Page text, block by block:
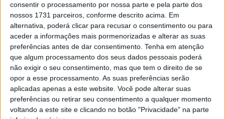
consentir o processamento por nossa parte e pela parte dos
nossos 1731 parceiros, conforme descrito acima. Em
alternativa, poderá clicar para recusar o consentimento ou para
aceder a informações mais pormenorizadas e alterar as suas
preferências antes de dar consentimento. Tenha em atenção
que algum processamento dos seus dados pessoais poderá
não exigir o seu consentimento, mas que tem o direito de se
opor a esse processamento. As suas preferências serão
aplicadas apenas a este website. Você pode alterar suas
preferências ou retirar seu consentimento a qualquer momento
voltando a este site e clicando no botão "Privacidade" na parte
Esta e outras notícias para ouvir na Estação Diária – 96.8
FM ou em www.968.fm.
Pub
TAGS Cinfães